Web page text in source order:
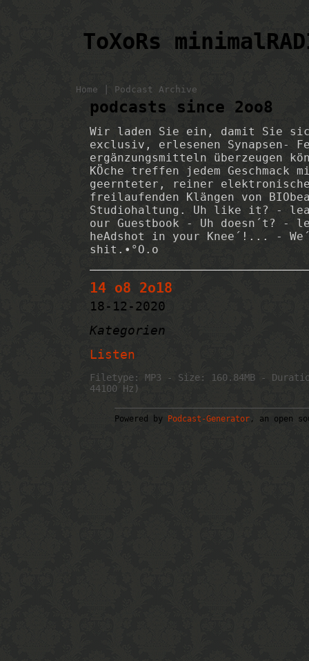
ToXoRs
Home Podcast Archive
podcasts since 2oo8
Wir laden Sie ein, damit Sie
exclusiv, erlesenen Synapsen-
ergänzungsmitteln überzeugen
KÖche treffen jedem Geschmack
geernteter, reiner
freilaufenden Klängen von
Studiohaltung. Uh like it? -
our Guestbook - Uh doesn´t? -
heAdshot in your Knee´!... -
shit.•°O.o
14 o8 2o18
18-12-2020
Kategorien
Listen
Filetype: MP3 - Size: 160.84MB -
44100 Hz)
Powered by Podcast-Generator , an open